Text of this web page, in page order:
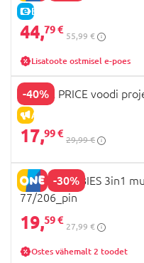
E-HIND
44,79 €
55,99 €
Lisatoote ostmisel e-poes
-40%
ALLAHINDLUS
FISHER PRICE voodi
17,99 €
29,99 €
-30%
CANPOL BABIES 3in1
77/206_pin
19,59 €
27,99 €
Ostes vähemalt 2 toodet